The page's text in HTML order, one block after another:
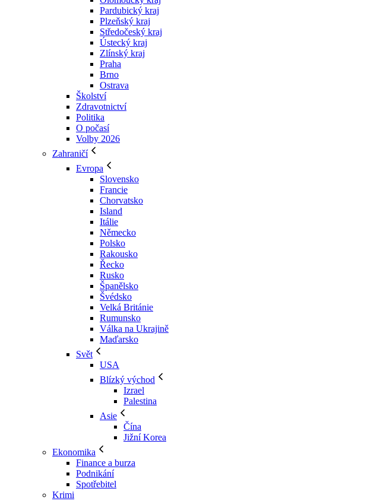
Pardubický kraj
Plzeňský kraj
Středočeský kraj
Ústecký kraj
Zlínský kraj
Praha
Brno
Ostrava
Školství
Zdravotnictví
Politika
O počasí
Volby 2026
Zahraničí
Evropa
Slovensko
Francie
Chorvatsko
Island
Itálie
Německo
Polsko
Rakousko
Řecko
Rusko
Španělsko
Švédsko
Velká Británie
Rumunsko
Válka na Ukrajině
Maďarsko
Svět
USA
Blízký východ
Izrael
Palestina
Asie
Čína
Jižní Korea
Ekonomika
Finance a burza
Podnikání
Spotřebitel
Krimi